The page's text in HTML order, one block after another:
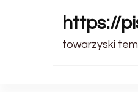
https://
towarzyski